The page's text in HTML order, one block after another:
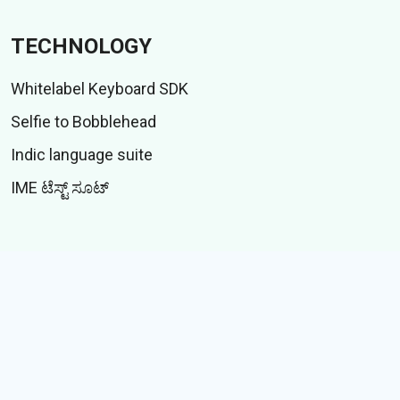
TECHNOLOGY
Whitelabel Keyboard SDK
Selfie to Bobblehead
Indic language suite
IME ಟೆಸ್ಟ್ ಸೂಟ್